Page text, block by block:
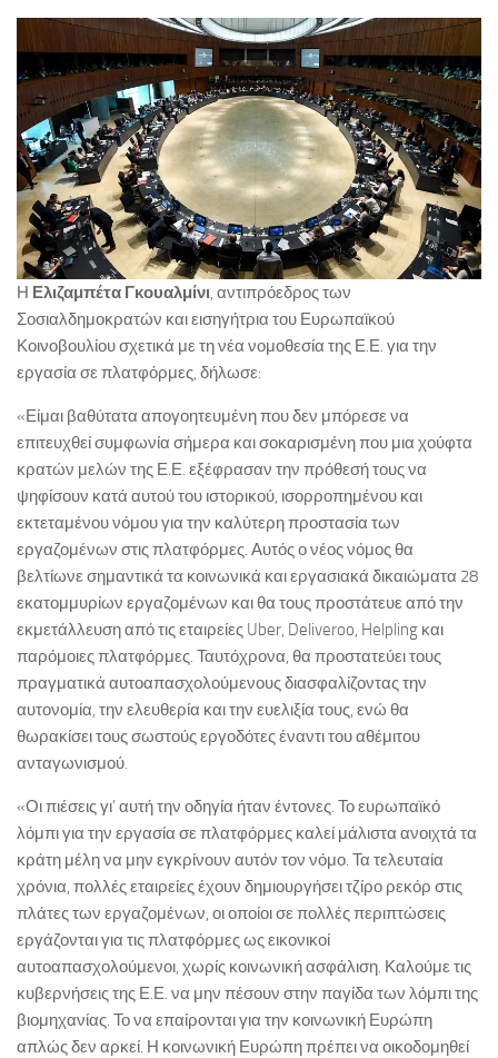
Η Ελιζαμπέτα Γκουαλμίνι, αντιπρόεδρος των
Σοσιαλδημοκρατών και εισηγήτρια του Ευρωπαϊκού
Κοινοβουλίου σχετικά με τη νέα νομοθεσία της Ε.Ε. για την
εργασία σε πλατφόρμες, δήλωσε:
«Είμαι βαθύτατα απογοητευμένη που δεν μπόρεσε να
επιτευχθεί συμφωνία σήμερα και σοκαρισμένη που μια χούφτα
κρατών μελών της Ε.Ε. εξέφρασαν την πρόθεσή τους να
ψηφίσουν κατά αυτού του ιστορικού, ισορροπημένου και
εκτεταμένου νόμου για την καλύτερη προστασία των
εργαζομένων στις πλατφόρμες. Αυτός ο νέος νόμος θα
βελτίωνε σημαντικά τα κοινωνικά και εργασιακά δικαιώματα 28
εκατομμυρίων εργαζομένων και θα τους προστάτευε από την
εκμετάλλευση από τις εταιρείες Uber, Deliveroo, Helpling και
παρόμοιες πλατφόρμες. Ταυτόχρονα, θα προστατεύει τους
πραγματικά αυτοαπασχολούμενους διασφαλίζοντας την
αυτονομία, την ελευθερία και την ευελιξία τους, ενώ θα
θωρακίσει τους σωστούς εργοδότες έναντι του αθέμιτου
ανταγωνισμού.
«Οι πιέσεις γι’ αυτή την οδηγία ήταν έντονες. Το ευρωπαϊκό
λόμπι για την εργασία σε πλατφόρμες καλεί μάλιστα ανοιχτά τα
κράτη μέλη να μην εγκρίνουν αυτόν τον νόμο. Τα τελευταία
χρόνια, πολλές εταιρείες έχουν δημιουργήσει τζίρο ρεκόρ στις
πλάτες των εργαζομένων, οι οποίοι σε πολλές περιπτώσεις
εργάζονται για τις πλατφόρμες ως εικονικοί
αυτοαπασχολούμενοι, χωρίς κοινωνική ασφάλιση. Καλούμε τις
κυβερνήσεις της Ε.Ε. να μην πέσουν στην παγίδα των λόμπι της
βιομηχανίας. Το να επαίρονται για την κοινωνική Ευρώπη
απλώς δεν αρκεί. Η κοινωνική Ευρώπη πρέπει να οικοδομηθεί